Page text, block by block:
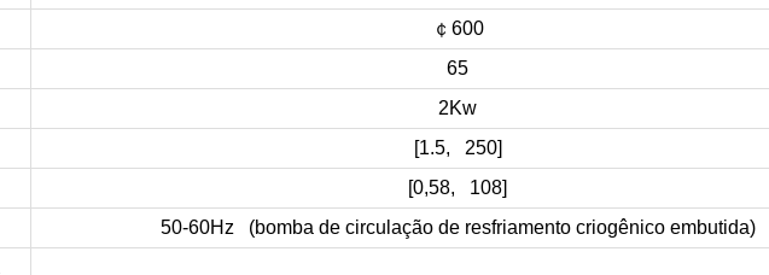
￠ 600
65
2Kw
[1.5, 250]
[0,58, 108]
50-60Hz (bomba de circulação de resfriamento criogênico embutida)